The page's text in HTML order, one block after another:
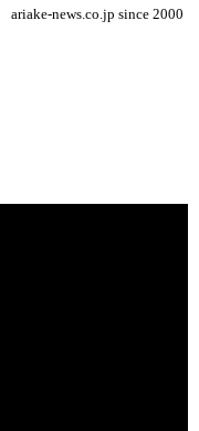
ariake-news.co.jp since 2000